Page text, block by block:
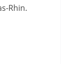
Rhin.